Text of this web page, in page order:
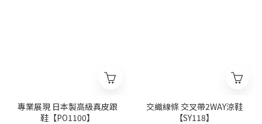
專業展現 日本製高級真皮跟
鞋【PO1100】
交織線條 交叉帶2WAY涼鞋
【SY118】